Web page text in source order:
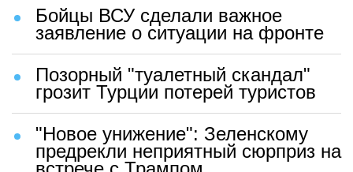
Бойцы ВСУ сделали важное
заявление о ситуации на фронте
Позорный "туалетный скандал"
грозит Турции потерей туристов
"Новое унижение": Зеленскому
предрекли неприятный сюрприз на